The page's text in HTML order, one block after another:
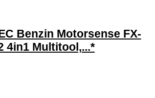
Benzin Motorsense FX-
4in1 Multitool,...*